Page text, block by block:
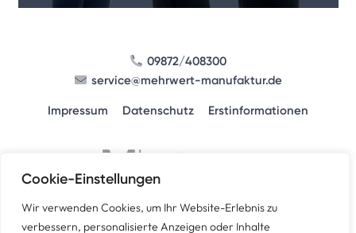
Cookie-Einstellungen
Wir verwenden Cookies, um Ihr Website-Erlebnis zu
verbessern, personalisierte Anzeigen oder Inhalte
09872/408300
service@mehrwert-manufaktur.de
Impressum
Datenschutz Erstinformationen